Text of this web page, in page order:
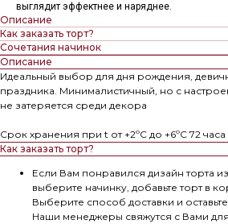
выглядит эффектнее и наряднее.
Описание
Как заказать торт?
Сочетания начинок
Описание
Идеальный выбор для дня рождения,
праздника. Минималистичный, но с
не затеряется среди декора
Срок хранения при t от +2ºС до +6ºС 72 часа
Как заказать торт?
Если Вам понравился дизайн торта
выберите начинку, добавьте торт в
Выберите способ доставки и
Наши менеджеры свяжутся с Вами